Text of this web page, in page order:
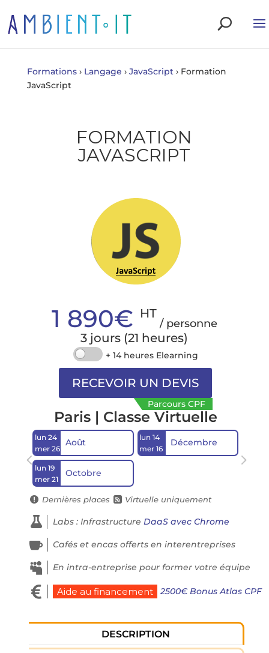
Formations › Langage › JavaScript › Formation
JavaScript
FORMATION
JAVASCRIPT
1 890€ HT
/ personne
3 jours (21 heures)
+ 14 heures Elearning
Parcours CPF
Paris | Classe Virtuelle
lun 24
mer 26
Août
lun 19
mer 21
Octobre
lun 14
mer 16
Décembre
 Dernières places  Virtuelle uniquement
 Labs : Infrastructure DaaS avec Chrome
 Cafés et encas offerts en interentreprises
 En intra-entreprise pour former votre équipe
 Aide au financement 2500€ Bonus Atlas CPF
DESCRIPTION